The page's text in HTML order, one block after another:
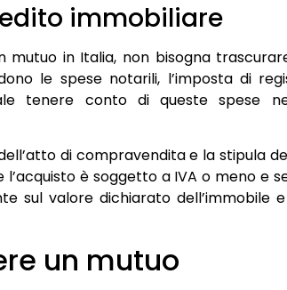
immobiliare
mutuo in Italia, non bisogna
le spese notarili, l’imposta di
tenere conto di queste spese
di compravendita e la stipula
l’acquisto è soggetto a IVA o meno e
sul valore dichiarato dell’immobile
un mutuo